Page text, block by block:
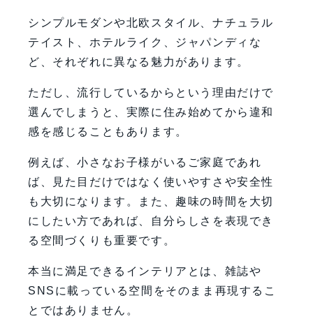
シンプルモダンや北欧スタイル、ナチュラル
テイスト、ホテルライク、ジャパンディな
ど、それぞれに異なる魅力があります。
ただし、流行しているからという理由だけで
選んでしまうと、実際に住み始めてから違和
感を感じることもあります。
例えば、小さなお子様がいるご家庭であれ
ば、見た目だけではなく使いやすさや安全性
も大切になります。また、趣味の時間を大切
にしたい方であれば、自分らしさを表現でき
る空間づくりも重要です。
本当に満足できるインテリアとは、雑誌や
SNSに載っている空間をそのまま再現するこ
とではありません。